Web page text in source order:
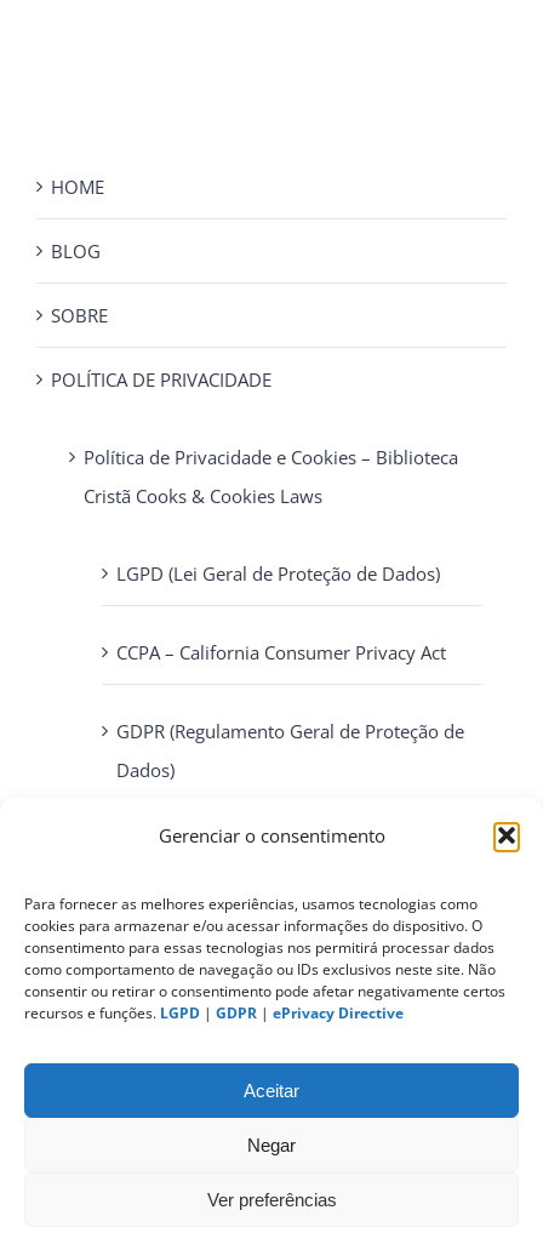
Gerenciar o consentimento
Para fornecer as melhores experiências, usamos tecnologias como
cookies para armazenar e/ou acessar informações do dispositivo. O
consentimento para essas tecnologias nos permitirá processar dados
como comportamento de navegação ou IDs exclusivos neste site. Não
consentir ou retirar o consentimento pode afetar negativamente certos
recursos e funções. LGPD | GDPR | ePrivacy Directive
Aceitar
Negar
Ver preferências
HOME
BLOG
SOBRE
POLÍTICA DE PRIVACIDADE
Política de Privacidade e Cookies – Biblioteca
Cristã Cooks & Cookies Laws
LGPD (Lei Geral de Proteção de Dados)
CCPA – California Consumer Privacy Act
GDPR (Regulamento Geral de Proteção de
Dados)
ePrivacy Directive (Diretiva ePrivacidade)
PIPEDA (Personal Information Protection
and Electronic Documents Act)